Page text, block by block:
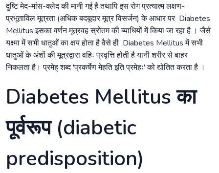
दुष्टि मेद-मांस-क्लेद की मानी गई है तथापि इस रोग प्रत्यात्म लक्षण-
प्रभूताविल मूत्रता (अधिक बदबूदार मूत्र विसर्जन) के आधार पर Diabetes
Mellitus इसका वर्णन मूत्रवह स्रोतम की ब्याधियों में किया जा रहा है । जैसे
यक्ष्मा में सभी धातुओं का क्षय होता है वैसे ही Diabetes Mellitus में सभी
धातुओं के अंशों की मूत्रद्वारा वहिः प्रवृत्ति होती है यानी शरीर से बाहर
निकलता है। प्रमेह् शब्द 'प्रकर्षेण मेहति इति प्रमेहः' को द्योतित करता है ।
Diabetes Mellitus का
पूर्वरूप (diabetic
predisposition)